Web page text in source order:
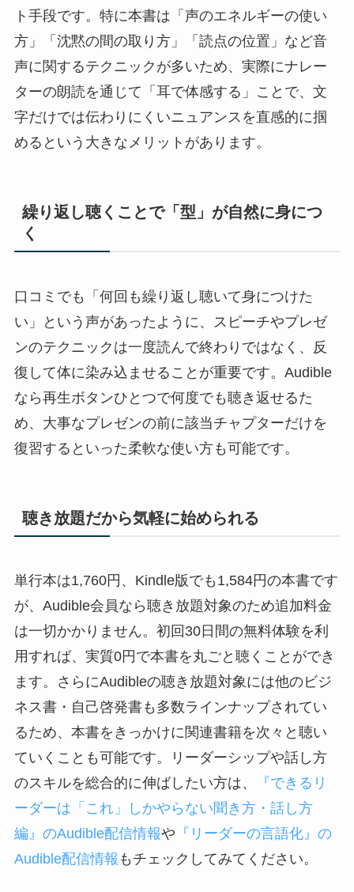
ト手段です。特に本書は「声のエネルギーの使い
方」「沈黙の間の取り方」「読点の位置」など音
声に関するテクニックが多いため、実際にナレー
ターの朗読を通じて「耳で体感する」ことで、文
字だけでは伝わりにくいニュアンスを直感的に掴
めるという大きなメリットがあります。
繰り返し聴くことで「型」が自然に身につ
く
口コミでも「何回も繰り返し聴いて身につけた
い」という声があったように、スピーチやプレゼ
ンのテクニックは一度読んで終わりではなく、反
復して体に染み込ませることが重要です。Audible
なら再生ボタンひとつで何度でも聴き返せるた
め、大事なプレゼンの前に該当チャプターだけを
復習するといった柔軟な使い方も可能です。
聴き放題だから気軽に始められる
単行本は1,760円、Kindle版でも1,584円の本書です
が、Audible会員なら聴き放題対象のため追加料金
は一切かかりません。初回30日間の無料体験を利
用すれば、実質0円で本書を丸ごと聴くことができ
ます。さらにAudibleの聴き放題対象には他のビジ
ネス書・自己啓発書も多数ラインナップされてい
るため、本書をきっかけに関連書籍を次々と聴い
ていくことも可能です。リーダーシップや話し方
のスキルを総合的に伸ばしたい方は、
『できるリ
ーダーは「これ」しかやらない聞き方・話し方
編』のAudible配信情報や 『リーダーの言語化』の
Audible配信情報 もチェックしてみてください。